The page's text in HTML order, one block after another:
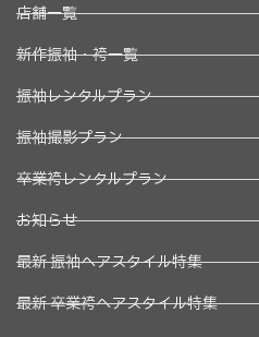
店舗一覧
新作振袖・袴一覧
振袖レンタルプラン
振袖撮影プラン
卒業袴レンタルプラン
お知らせ
最新 振袖ヘアスタイル特集
最新 卒業袴ヘアスタイル特集